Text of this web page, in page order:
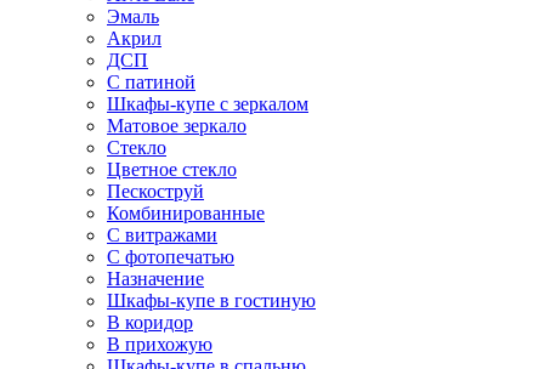
Эмаль
Акрил
ДСП
С патиной
Шкафы-купе с зеркалом
Матовое зеркало
Стекло
Цветное стекло
Пескоструй
Комбинированные
С витражами
С фотопечатью
Назначение
Шкафы-купе в гостиную
В коридор
В прихожую